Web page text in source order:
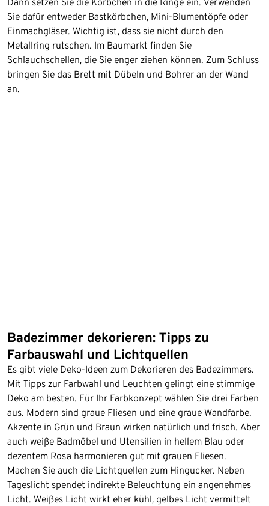
Sie dafür entweder Bastkörbchen, Mini-Blumentöpfe oder
Einmachgläser. Wichtig ist, dass sie nicht durch den
Metallring rutschen. Im Baumarkt finden Sie
Schlauchschellen, die Sie enger ziehen können. Zum Schluss
bringen Sie das Brett mit Dübeln und Bohrer an der Wand
an.
Badezimmer dekorieren: Tipps zu
Farbauswahl und Lichtquellen
Es gibt viele Deko-Ideen zum Dekorieren des Badezimmers.
Mit Tipps zur Farbwahl und Leuchten gelingt eine stimmige
Deko am besten. Für Ihr Farbkonzept wählen Sie drei Farben
aus. Modern sind graue Fliesen und eine graue Wandfarbe.
Akzente in Grün und Braun wirken natürlich und frisch. Aber
auch weiße Badmöbel und Utensilien in hellem Blau oder
dezentem Rosa harmonieren gut mit grauen Fliesen.
Machen Sie auch die Lichtquellen zum Hingucker. Neben
Tageslicht spendet indirekte Beleuchtung ein angenehmes
Licht. Weißes Licht wirkt eher kühl, gelbes Licht vermittelt